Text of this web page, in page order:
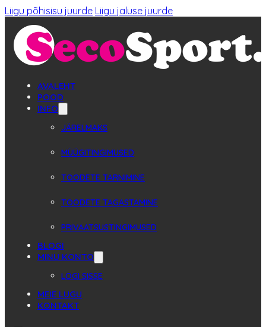
Liigu põhisisu juurde Liigu jaluse juurde
AVALEHT
POOD
INFO
JÄRELMAKS
MÜÜGITINGIMUSED
TOODETE TARNIMINE
TOODETE TAGASTAMINE
PRIVAATSUSTINGIMUSED
BLOGI
MINU KONTO
LOGI SISSE
MEIE LUGU
KONTAKT